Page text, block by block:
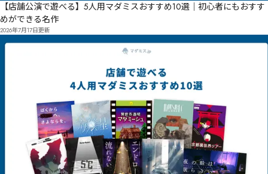
【店舗公演で遊べる】5人用マダミスおすすめ10選｜初心者にもおすす
めができる名作
2026年7月17日更新